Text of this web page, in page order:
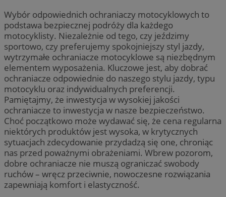
Wybór odpowiednich ochraniaczy motocyklowych to
podstawa bezpiecznej podróży dla każdego
motocyklisty. Niezależnie od tego, czy jeździmy
sportowo, czy preferujemy spokojniejszy styl jazdy,
wytrzymałe ochraniacze motocyklowe są niezbędnym
elementem wyposażenia. Kluczowe jest, aby dobrać
ochraniacze odpowiednie do naszego stylu jazdy, typu
motocyklu oraz indywidualnych preferencji.
Pamiętajmy, że inwestycja w wysokiej jakości
ochraniacze to inwestycja w nasze bezpieczeństwo.
Choć początkowo może wydawać się, że cena regularna
niektórych produktów jest wysoka, w krytycznych
sytuacjach zdecydowanie przydadzą się one, chroniąc
nas przed poważnymi obrażeniami. Wbrew pozorom,
dobre ochraniacze nie muszą ograniczać swobody
ruchów – wręcz przeciwnie, nowoczesne rozwiązania
zapewniają komfort i elastyczność.